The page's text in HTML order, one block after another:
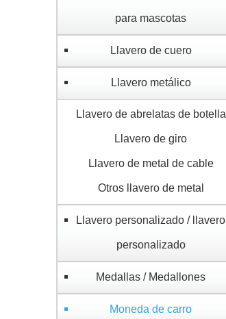
para mascotas
Llavero de cuero
Llavero metálico
Llavero de abrelatas de botella
Llavero de giro
Llavero de metal de cable
Otros llavero de metal
Llavero personalizado / llavero
personalizado
Medallas / Medallones
Moneda de carro